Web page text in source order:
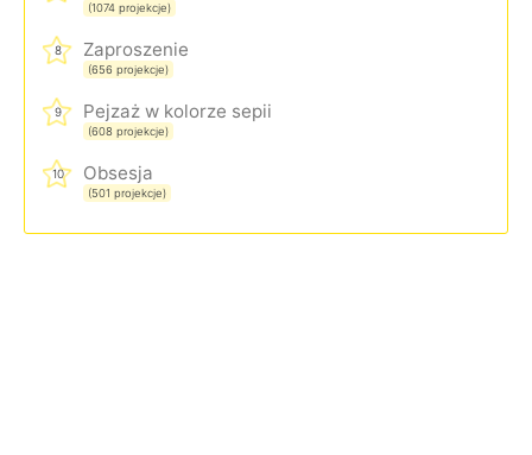
(1074 projekcje)
8 Zaproszenie
(656 projekcje)
9 Pejzaż w kolorze sepii
(608 projekcje)
10 Obsesja
(501 projekcje)